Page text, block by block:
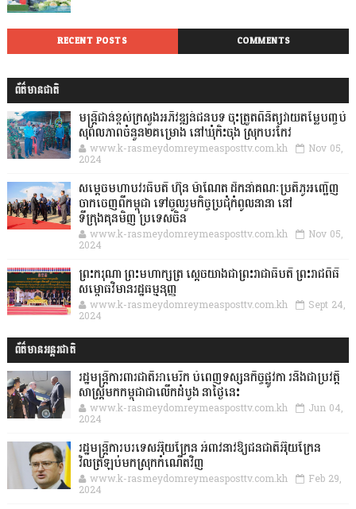
RECENT POSTS COMMENTS
ព័ត៌មានជាតិ
មន្ត្រីជាន់ខ្ពស់ក្រសួងអភិវឌ្ឍន៍ជនបទ ចុះត្រួតពិនិត្យវាយតម្លៃបញ្ចប់
សុពលភាពចំនួន២គម្រោង នៅឃុំកិះចុង ស្រុកបរកែវ
www.k-rasmeydomreymeasposttv.com.kh Nov 05,
2024
សម្តេចមហាបវរធិបតី ហ៊ុន ម៉ាណែត ដឹកនាំគណៈប្រតិភូអញ្ជើញ
ចាកចេញពីកម្ពុជា ទៅចូលរួមកិច្ចប្រជុំកំពូលនានា នៅ
ទីក្រុងគុនមិញ ប្រទេសចិន
www.k-rasmeydomreymeasposttv.com.kh Nov 05,
2024
ព្រះករុណា ព្រះមហាក្សត្រ ស្តេចយាងជាព្រះរាជាធិបតី ព្រះរាជពិធី
សម្ពោធវិមានរដ្ឋធម្មនុញ្ញ
www.k-rasmeydomreymeasposttv.com.kh Sept 24,
2024
ព័ត៌មានអន្តរជាតិ
រដ្ឋមន្រ្តីការពារជាតិអាមេរិក បំពេញទស្សនកិច្ចផ្លូវកា រនិងជាប្រវត្តិ
សាស្រ្តមកកម្ពុជាជាលើកដំបូង នាថ្ងៃនេះ
www.k-rasmeydomreymeasposttv.com.kh Jun 04,
2024
រដ្ឋមន្ត្រីការបរទេសអ៊ុយក្រែន អំពាវនាវឱ្យជនជាតិអ៊ុយក្រែន
វិលត្រឡប់មកស្រុកកំណើតវិញ
www.k-rasmeydomreymeasposttv.com.kh Feb 29,
2024